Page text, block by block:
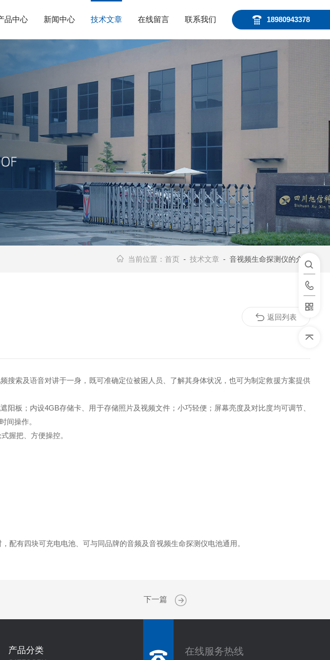
18980943378
品中心 新闻中心 技术文章 在线留言 联系我们
当前位置： 首页 - 技术文章 - 音视频生命探测仪的介绍
搜索及语音对讲于一身，既可准确定位被困人员、了解其身体状况，也可为制定救援方案提供
板；内设4GB存储卡、用于存储照片及视频文件；小巧轻便；屏幕亮度及对比度均可调节、
间操作。
握把、方便操控。
配有四块可充电电池、可与同品牌的音频及音视频生命探测仪电池通用。
返回列表
下一篇
产品分类 在线服务热线